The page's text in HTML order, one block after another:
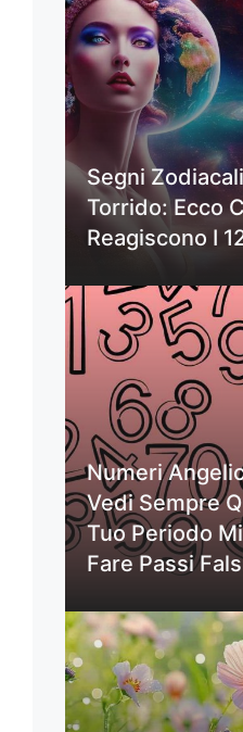
Segni
Torrido: Ecco
Reagiscono I
Numeri
Vedi Sempre
Tuo Periodo
Fare Passi